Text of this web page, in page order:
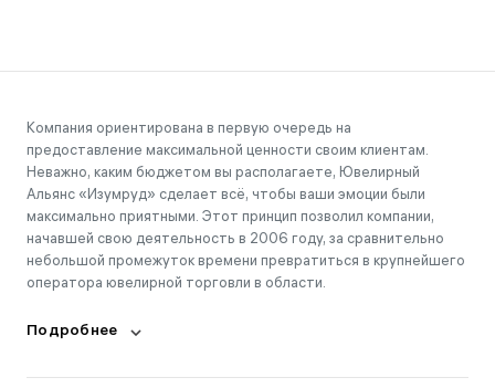
Компания ориентирована в первую очередь на
предоставление максимальной ценности своим клиентам.
Неважно, каким бюджетом вы располагаете, Ювелирный
Альянс «Изумруд» сделает всё, чтобы ваши эмоции были
максимально приятными. Этот принцип позволил компании,
начавшей свою деятельность в 2006 году, за сравнительно
небольшой промежуток времени превратиться в крупнейшего
оператора ювелирной торговли в области.
Подробнее